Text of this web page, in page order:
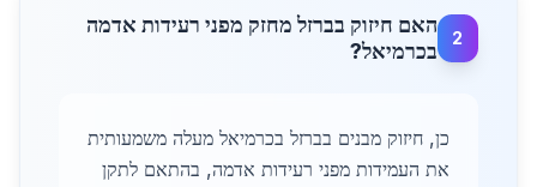
2
האם חיזוק בברזל מחזק מפני רעידות אדמה
בכרמיאל?
כן, חיזוק מבנים בברזל בכרמיאל מעלה משמעותית
את העמידות מפני רעידות אדמה, בהתאם לתקן